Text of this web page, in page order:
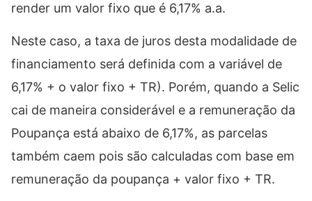
render um valor fixo que é 6,17% a.a.
Neste caso, a taxa de juros desta modalidade de
financiamento será definida com a variável de
6,17% + o valor fixo + TR). Porém, quando a Selic
cai de maneira considerável e a remuneração da
Poupança está abaixo de 6,17%, as parcelas
também caem pois são calculadas com base em
remuneração da poupança + valor fixo + TR.